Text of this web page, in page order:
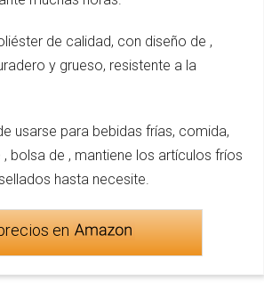
de calidad, con diseño de ,
y grueso, resistente a la
usarse para bebidas frías, comida,
, bolsa de , mantiene los artículos fríos
hasta necesite.
en